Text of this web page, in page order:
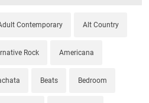
Contemporary Alt Country
Rock Americana
Beats Bedroom